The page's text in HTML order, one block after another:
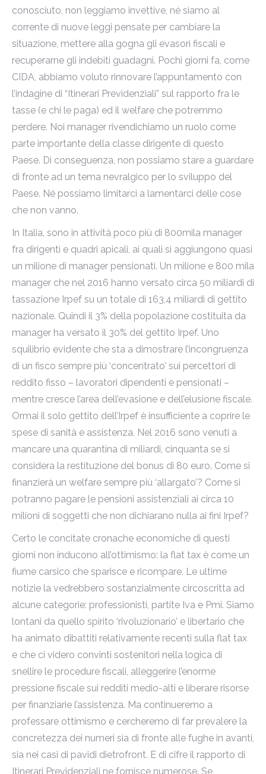
conosciuto, non leggiamo invettive, né siamo al
corrente di nuove leggi pensate per cambiare la
situazione, mettere alla gogna gli evasori fiscali e
recuperarne gli indebiti guadagni. Pochi giorni fa, come
CIDA, abbiamo voluto rinnovare l’appuntamento con
l’indagine di “Itinerari Previdenziali” sul rapporto fra le
tasse (e chi le paga) ed il welfare che potremmo
perdere. Noi manager rivendichiamo un ruolo come
parte importante della classe dirigente di questo
Paese. Di conseguenza, non possiamo stare a guardare
di fronte ad un tema nevralgico per lo sviluppo del
Paese. Né possiamo limitarci a lamentarci delle cose
che non vanno.
In Italia, sono in attività poco più di 800mila manager
fra dirigenti e quadri apicali, ai quali si aggiungono quasi
un milione di manager pensionati. Un milione e 800 mila
manager che nel 2016 hanno versato circa 50 miliardi di
tassazione Irpef su un totale di 163,4 miliardi di gettito
nazionale. Quindi il 3% della popolazione costituita da
manager ha versato il 30% del gettito Irpef. Uno
squilibrio evidente che sta a dimostrare l’incongruenza
di un fisco sempre più ‘concentrato’ sui percettori di
reddito fisso – lavoratori dipendenti e pensionati –
mentre cresce l’area dell’evasione e dell’elusione fiscale.
Ormai il solo gettito dell’Irpef è insufficiente a coprire le
spese di sanità e assistenza. Nel 2016 sono venuti a
mancare una quarantina di miliardi, cinquanta se si
considera la restituzione del bonus di 80 euro. Come si
finanzierà un welfare sempre più ‘allargato’? Come si
potranno pagare le pensioni assistenziali ai circa 10
milioni di soggetti che non dichiarano nulla ai fini Irpef?
Certo le concitate cronache economiche di questi
giorni non inducono all’ottimismo: la flat tax è come un
fiume carsico che sparisce e ricompare. Le ultime
notizie la vedrebbero sostanzialmente circoscritta ad
alcune categorie: professionisti, partite Iva e Pmi. Siamo
lontani da quello spirito ‘rivoluzionario’ e libertario che
ha animato dibattiti relativamente recenti sulla flat tax
e che ci videro convinti sostenitori nella logica di
snellire le procedure fiscali, alleggerire l’enorme
pressione fiscale sui redditi medio-alti e liberare risorse
per finanziarie l’assistenza. Ma continueremo a
professare ottimismo e cercheremo di far prevalere la
concretezza dei numeri sia di fronte alle fughe in avanti,
sia nei casi di pavidi dietrofront. E di cifre il rapporto di
Itinerari Previdenziali ne fornisce numerose. Se